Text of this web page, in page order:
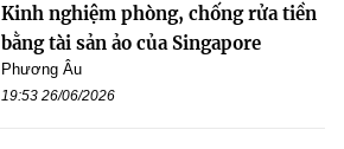
Kinh nghiệm phòng, chống rửa tiền
bằng tài sản ảo của Singapore
Phương Âu
19:53 26/06/2026